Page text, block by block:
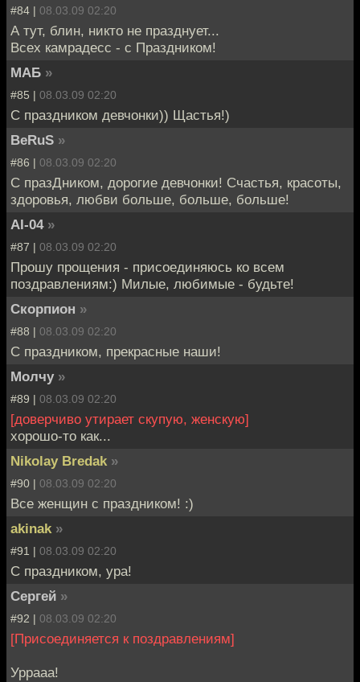
#84 | 08.03.09 02:20
А тут, блин, никто не празднует...
Всех камрадесс - с Праздником!
МАБ »
#85 | 08.03.09 02:20
С праздником девчонки)) Щастья!)
BeRuS »
#86 | 08.03.09 02:20
С празДником, дорогие девчонки! Счастья, красоты,
здоровья, любви больше, больше, больше!
AI-04 »
#87 | 08.03.09 02:20
Прошу прощения - присоединяюсь ко всем
поздравлениям:) Милые, любимые - будьте!
Скорпион »
#88 | 08.03.09 02:20
С праздником, прекрасные наши!
Молчу »
#89 | 08.03.09 02:20
[доверчиво утирает скупую, женскую]
хорошо-то как...
Nikolay Bredak »
#90 | 08.03.09 02:20
Все женщин с праздником! :)
akinak »
#91 | 08.03.09 02:20
С праздником, ура!
Cергей »
#92 | 08.03.09 02:20
[Присоединяется к поздравлениям]
Уррааа!